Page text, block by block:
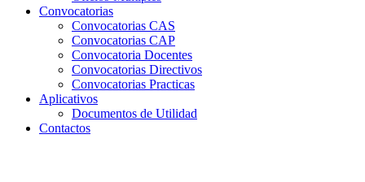
Convocatorias
Convocatorias CAS
Convocatorias CAP
Convocatoria Docentes
Convocatorias Directivos
Convocatorias Practicas
Aplicativos
Documentos de Utilidad
Contactos